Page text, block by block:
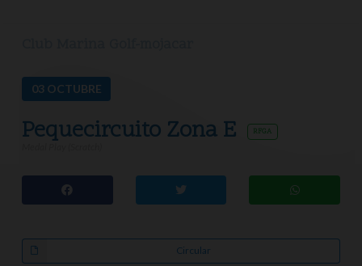
03 OCTUBRE
Pequecircuito Zona E RFGA
Circular